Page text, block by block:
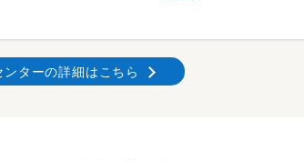
ターの詳細はこちら